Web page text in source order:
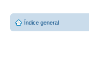
Índice general